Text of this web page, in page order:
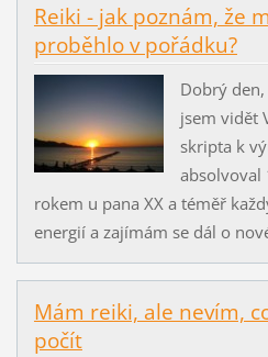
Reiki - jak poznám, že
proběhlo v pořádku?
Dobrý
jsem vidět
skripta k
absolvoval
rokem u pana XX a téměř
energií a zajímám se dál o
Mám reiki, ale nevím,
počít